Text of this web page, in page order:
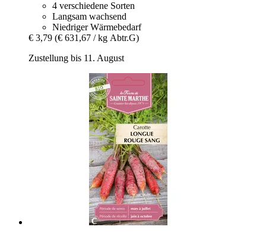
4 verschiedene Sorten
Langsam wachsend
Niedriger Wärmebedarf
€ 3,79 (€ 631,67 / kg Abtr.G)
Zustellung bis 11. August